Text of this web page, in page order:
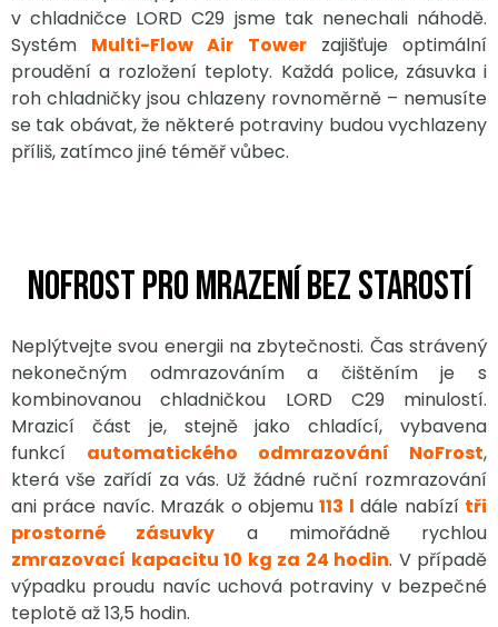
v chladničce LORD C29 jsme tak nenechali náhodě.
Systém Multi-Flow Air Towerzajišťuje optimální
proudění a rozložení teploty. Každá police, zásuvka i
roh chladničky jsou chlazeny rovnoměrně – nemusíte
se tak obávat, že některé potraviny budou vychlazeny
příliš, zatímco jiné téměř vůbec.
NoFrost pro mrazení bez starostí
Neplýtvejte svou energii na zbytečnosti. Čas strávený
nekonečným odmrazováním a čištěním je s
kombinovanou chladničkou LORD C29 minulostí.
Mrazicí část je, stejně jako chladící, vybavena
funkcí automatického odmrazování NoFrost,
která vše zařídí za vás. Už žádné ruční rozmrazování
ani práce navíc. Mrazák o objemu113 l dále nabízí tři
prostorné zásuvky a mimořádně rychlou
zmrazovací kapacitu 10 kg za 24 hodin. V případě
výpadku proudu navíc uchová potraviny v bezpečné
teplotě až 13,5 hodin.